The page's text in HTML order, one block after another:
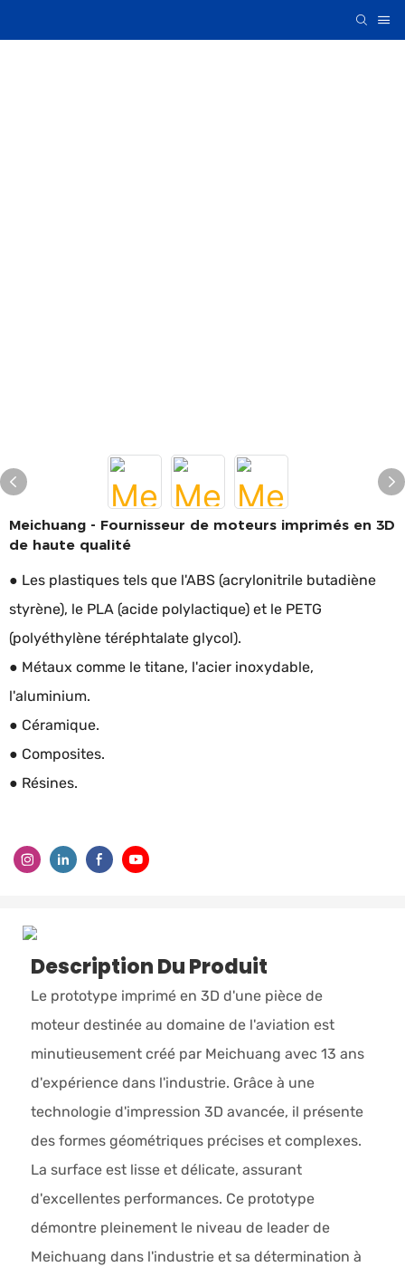
Meichuang - Fournisseur de moteurs imprimés en 3D
de haute qualité
● Les plastiques tels que l'ABS (acrylonitrile butadiène
styrène), le PLA (acide polylactique) et le PETG
(polyéthylène téréphtalate glycol).
● Métaux comme le titane, l'acier inoxydable,
l'aluminium.
● Céramique.
● Composites.
● Résines.
Description Du Produit
Le prototype imprimé en 3D d'une pièce de
moteur destinée au domaine de l'aviation est
minutieusement créé par Meichuang avec 13 ans
d'expérience dans l'industrie. Grâce à une
technologie d'impression 3D avancée, il présente
des formes géométriques précises et complexes.
La surface est lisse et délicate, assurant
d'excellentes performances. Ce prototype
démontre pleinement le niveau de leader de
Meichuang dans l'industrie et sa détermination à